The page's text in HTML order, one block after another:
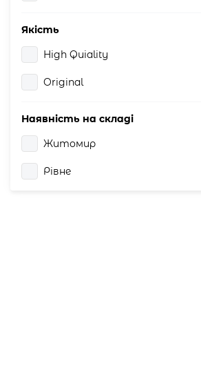
Якість
High Quiality
Original
Наявність на складі
Житомир
Рівне